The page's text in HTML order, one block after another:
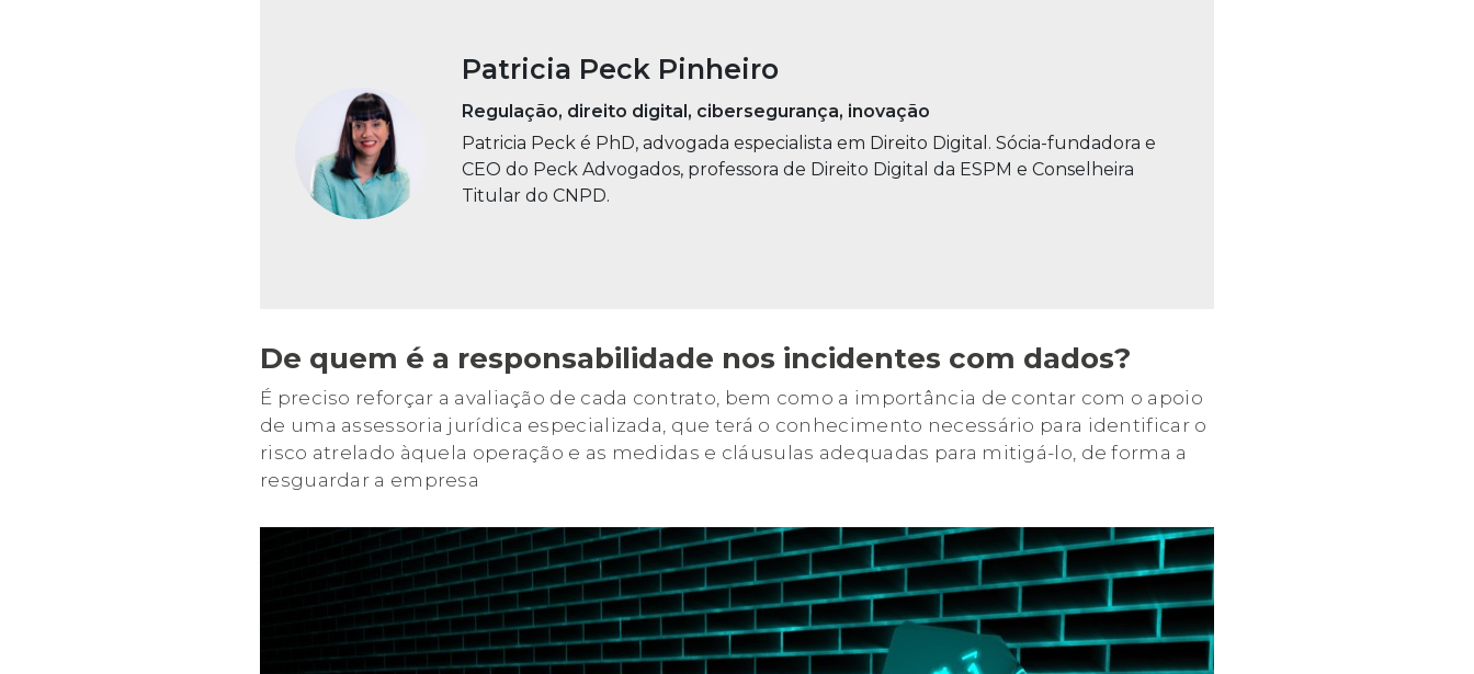
Patricia Peck Pinheiro
Regulação, direito digital, cibersegurança, inovação
Patricia Peck é PhD, advogada especialista em Direito Digital. Sócia-fundadora e
CEO do Peck Advogados, professora de Direito Digital da ESPM e Conselheira
Titular do CNPD.
De quem é a responsabilidade nos incidentes com dados?
É preciso reforçar a avaliação de cada contrato, bem como a importância de contar com o apoio
de uma assessoria jurídica especializada, que terá o conhecimento necessário para identificar o
risco atrelado àquela operação e as medidas e cláusulas adequadas para mitigá-lo, de forma a
resguardar a empresa